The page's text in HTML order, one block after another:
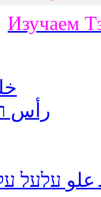
Изучаем
رأس
עלעל